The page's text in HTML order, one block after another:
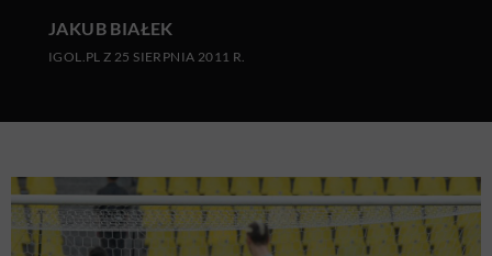
JAKUB BIAŁEK
IGOL.PL Z 25 SIERPNIA 2011 R.